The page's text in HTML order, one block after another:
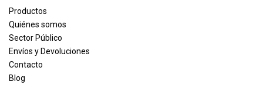
Productos
Quiénes somos
Sector Público
Envíos y Devoluciones
Contacto
Blog